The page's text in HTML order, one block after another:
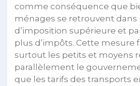
comme conséquence que
ménages se retrouvent dans
d’imposition supérieure et
plus d’impôts. Cette mesure
surtout les petits et moyens
parallèlement le
que les tarifs des transports